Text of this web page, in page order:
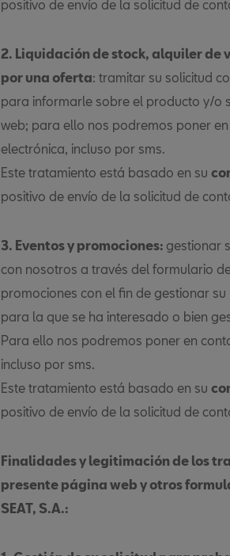
positivo de envío de la solicitud de
2. Liquidación de stock, alquiler
por una oferta: tramitar su solicitud
para informarle sobre el producto y/o
web; para ello nos podremos poner
electrónica, incluso por sms.
Este tratamiento está basado en su
positivo de envío de la solicitud de
3. Eventos y promociones: gestionar
con nosotros a través del formulario
promociones con el fin de gestionar
para la que se ha interesado o bien
Para ello nos podremos poner en
incluso por sms.
Este tratamiento está basado en su
positivo de envío de la solicitud de
Finalidades y legitimación de los
presente página web y otros
SEAT, S.A.: